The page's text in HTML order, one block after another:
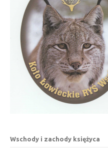
Wschody i zachody księżyca